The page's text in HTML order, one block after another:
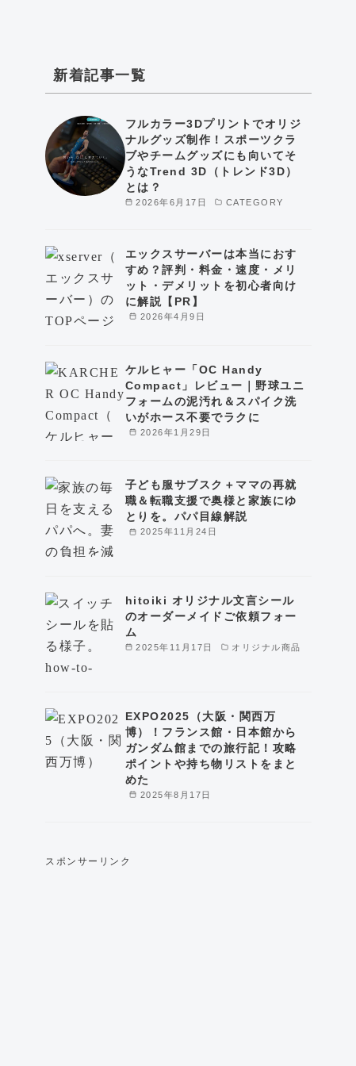
新着記事一覧
2026年6月17日 CATEGORY
フルカラー3Dプリントでオリジ
ナルグッズ制作！スポーツクラ
ブやチームグッズにも向いてそ
うなTrend 3D（トレンド3D）
とは？
2026年4月9日
エックスサーバーは本当におす
すめ？評判・料金・速度・メリ
ット・デメリットを初心者向け
に解説【PR】
2026年1月29日
ケルヒャー「OC Handy
Compact」レビュー｜野球ユニ
フォームの泥汚れ＆スパイク洗
いがホース不要でラクに
2025年11月24日
子ども服サブスク＋ママの再就
職＆転職支援で奥様と家族にゆ
とりを。パパ目線解説
2025年11月17日 オリジナル商品
hitoiki オリジナル文言シール
のオーダーメイドご依頼フォー
ム
2025年8月17日
EXPO2025（大阪・関西万
博）！フランス館・日本館から
ガンダム館までの旅行記！攻略
ポイントや持ち物リストをまと
めた
スポンサーリンク